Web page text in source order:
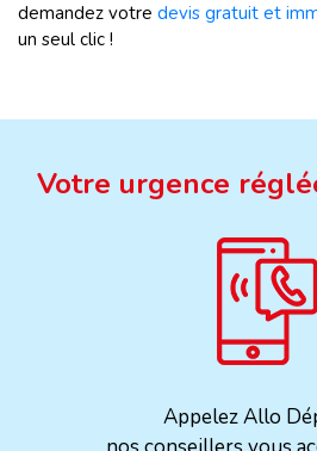
demandez votre devis gratuit et
un seul clic !
Votre urgence
Appelez Allo